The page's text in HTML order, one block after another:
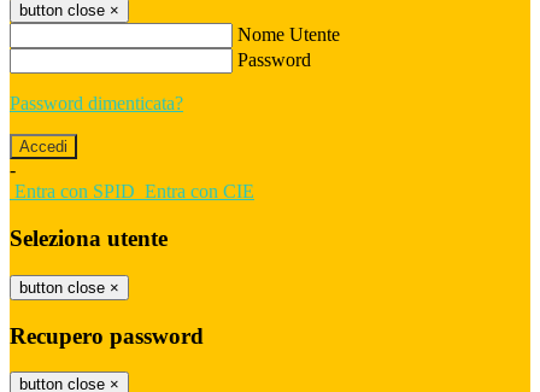
button close ×
Nome Utente
Password
Password dimenticata?
-
Entra con SPID Entra con CIE
Seleziona utente
button close ×
Recupero password
button close ×